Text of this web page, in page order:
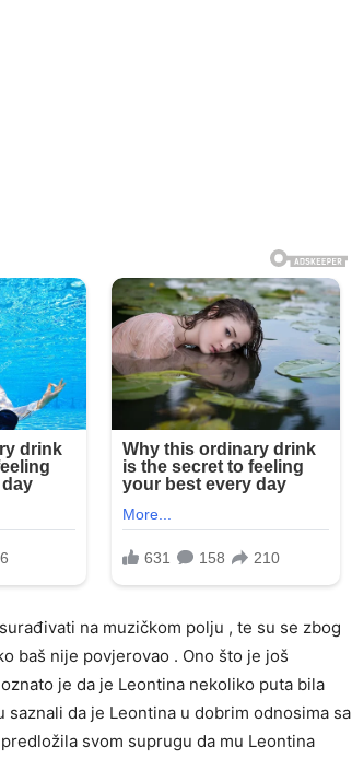
na muzičkom polju , te su se zbog
baš nije povjerovao . Ono što je još
je da je Leontina nekoliko puta bila
da je Leontina u dobrim odnosima sa
svom suprugu da mu Leontina